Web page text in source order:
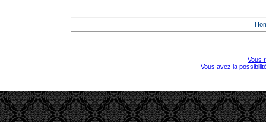
Vous
Vous avez la